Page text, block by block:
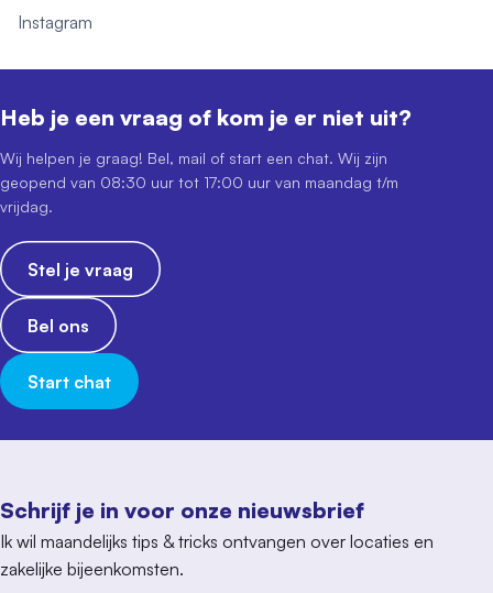
Instagram
Schrijf je in voor onze nieuwsbrief
Ik wil maandelijks tips & tricks ontvangen over locaties en
zakelijke bijeenkomsten.
Heb je een vraag of kom je er niet uit?
Wij helpen je graag! Bel, mail of start een chat. Wij zijn
geopend van 08:30 uur tot 17:00 uur van maandag t/m
vrijdag.
Stel je vraag
Bel ons
Start chat